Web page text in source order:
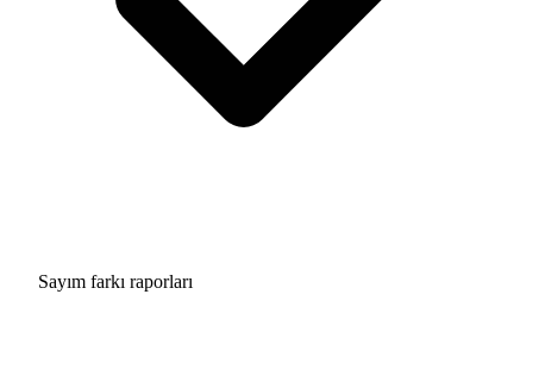
Sayım farkı raporları